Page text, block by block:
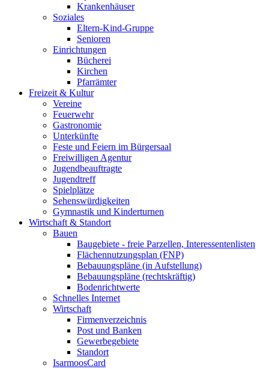
Krankenhäuser
Soziales
Eltern-Kind-Gruppe
Senioren
Einrichtungen
Bücherei
Kirchen
Pfarrämter
Freizeit & Kultur
Vereine
Feuerwehr
Gastronomie
Unterkünfte
Feste und Feiern im Bürgersaal
Freiwilligen Agentur
Jugendbeauftragte
Jugendtreff
Spielplätze
Sehenswürdigkeiten
Gymnastik und Kinderturnen
Wirtschaft & Standort
Bauen
Baugebiete - freie Parzellen, Interessentenlisten
Flächennutzungsplan (FNP)
Bebauungspläne (in Aufstellung)
Bebauungspläne (rechtskräftig)
Bodenrichtwerte
Schnelles Internet
Wirtschaft
Firmenverzeichnis
Post und Banken
Gewerbegebiete
Standort
IsarmoosCard